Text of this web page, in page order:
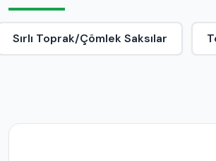
Sırlı Toprak/Çömlek Saksılar